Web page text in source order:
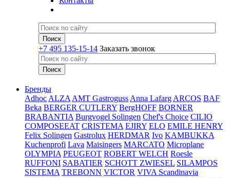
+7 495 135-15-14 Заказать звонок
Бренды
Adhoc ALZA AMT Gastroguss Anna Lafarg ARCOS BAF
Beka BERGER CUTLERY BergHOFF BORNER
BRABANTIA Burgvogel Solingen Chef's Choice CILIO
COMPOSEEAT CRISTEMA EJIRY ELO EMILE HENRY
Felix Solingen Gastrolux HERDMAR Ivo KAMBUKKA
Kuchenprofi Lava Maisingers MARCATO Microplane
OLYMPIA PEUGEOT ROBERT WELCH Roesle
RUFFONI SABATIER SCHOTT ZWIESEL SILAMPOS
SISTEMA TREBONN VICTOR VIVA Scandinavia